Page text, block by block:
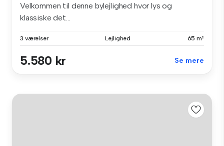
Velkommen til denne bylejlighed hvor lys og
klassiske det...
3 værelser Lejlighed 65 m²
5.580 kr Se mere